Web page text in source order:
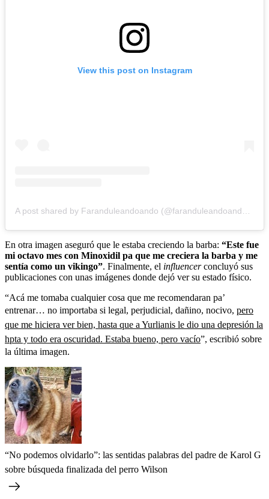
View this post on Instagram
En otra imagen aseguró que le estaba creciendo la barba: “Este fue
mi octavo mes con Minoxidil pa que me creciera la barba y me
sentía como un vikingo”. Finalmente, el influencerconcluyó sus
publicaciones con unas imágenes donde dejó ver su estado físico.
“Acá me tomaba cualquier cosa que me recomendaran pa’
entrenar… no importaba si legal, perjudicial, dañino, nocivo, pero
que me hiciera ver bien, hasta que a Yurlianis le dio una depresión la
hpta y todo era oscuridad. Estaba bueno, pero vacío”, escribió sobre
la última imagen.
“No podemos olvidarlo”: las sentidas palabras del padre de Karol G
sobre búsqueda finalizada del perro Wilson